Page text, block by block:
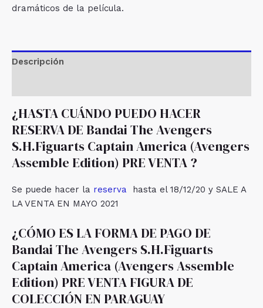
dramáticos de la película.
Descripción
¿HASTA CUÁNDO PUEDO HACER
RESERVA DE Bandai The Avengers
S.H.Figuarts Captain America (Avengers
Assemble Edition) PRE VENTA ?
Se puede hacer la reserva hasta el 18/12/20 y SALE A
LA VENTA EN MAYO 2021
¿CÓMO ES LA FORMA DE PAGO DE
Bandai The Avengers S.H.Figuarts
Captain America (Avengers Assemble
Edition) PRE VENTA FIGURA DE
COLECCIÓN EN PARAGUAY